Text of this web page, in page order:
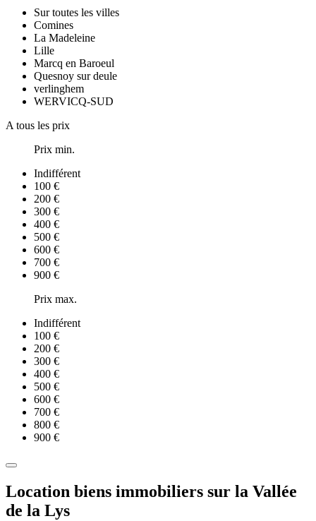
Sur toutes les villes
Comines
La Madeleine
Lille
Marcq en Baroeul
Quesnoy sur deule
verlinghem
WERVICQ-SUD
A tous les prix
Prix min.
Indifférent
100 €
200 €
300 €
400 €
500 €
600 €
700 €
900 €
Prix max.
Indifférent
100 €
200 €
300 €
400 €
500 €
600 €
700 €
800 €
900 €
Location biens immobiliers sur la Vallée
de la Lys